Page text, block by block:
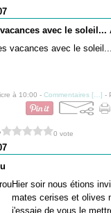
avec le soleil...
à 10:00 - Commentaires [… ] -
0 vote
Hier soir nous étions
mates cerises et olives
j'essaie de vous le